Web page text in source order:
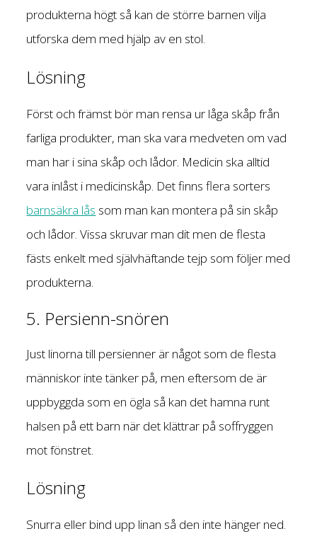
produkterna högt så kan de större barnen vilja
utforska dem med hjälp av en stol.
Lösning
Först och främst bör man rensa ur låga skåp från
farliga produkter, man ska vara medveten om vad
man har i sina skåp och lådor. Medicin ska alltid
vara inlåst i medicinskåp. Det finns flera sorters
barnsäkra lås som man kan montera på sin skåp
och lådor. Vissa skruvar man dit men de flesta
fästs enkelt med självhäftande tejp som följer med
produkterna.
5. Persienn-snören
Just linorna till persienner är något som de flesta
människor inte tänker på, men eftersom de är
uppbyggda som en ögla så kan det hamna runt
halsen på ett barn när det klättrar på soffryggen
mot fönstret.
Lösning
Snurra eller bind upp linan så den inte hänger ned.